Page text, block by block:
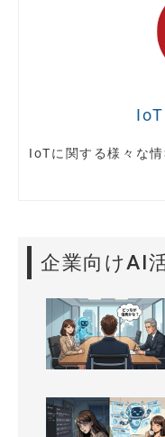
IoTに関する様々な
企業向けAI